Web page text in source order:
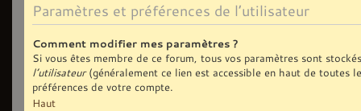
Paramètres et préférences de l’utilisateur
Comment modifier mes paramètres ?
Si vous êtes membre de ce forum, tous vos paramètres sont
l’utilisateur(généralement ce lien est accessible en haut de toutes
préférences de votre compte.
Haut